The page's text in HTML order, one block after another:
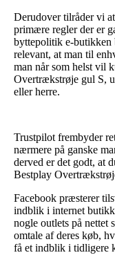
Derudover tilråder vi
primære regler der er
byttepolitik e-butikken
relevant, at man til
man når som helst vil
Overtrækstrøje gul S,
eller herre.
Trustpilot frembyder
nærmere på ganske
derved er det godt, at
Bestplay
Facebook præsterer
indblik i internet
nogle outlets på nettet
omtale af deres køb,
få et indblik i tidligere